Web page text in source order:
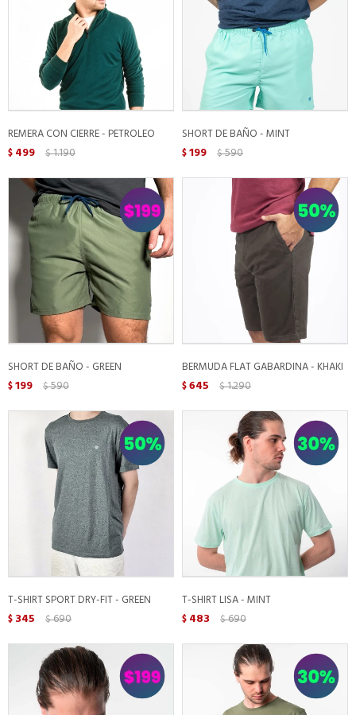
REMERA CON CIERRE - PETROLEO
$ 499 $1.190
SHORT DE BAÑO - MINT
$199 $590
SHORT DE BAÑO - GREEN
$199 $590
BERMUDA FLAT GABARDINA - KHAKI
$645 $1.290
T-SHIRT SPORT DRY-FIT - GREEN
$ 345 $690
T-SHIRT LISA - MINT
$ 483 $690